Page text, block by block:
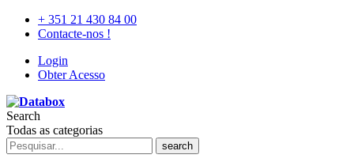
+ 351 21 430 84 00
Contacte-nos !
Login
Obter Acesso
Search
Todas as categorias
search